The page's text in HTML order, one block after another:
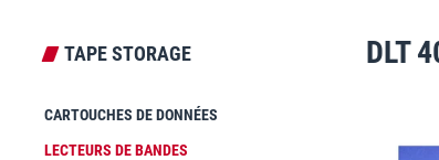
TAPE STORAGE
CARTOUCHES DE DONNÉES
LECTEURS DE BANDES
DLT